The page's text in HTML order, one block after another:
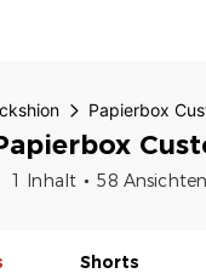
Papierbox
1 Inhalt 58 Ansichten
Shorts